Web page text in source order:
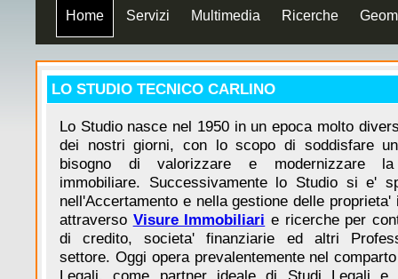
Home Servizi Multimedia Ricerche
LO STUDIO TECNICO CARLINO
Lo Studio nasce nel 1950 in un epoca molto
dei nostri giorni, con lo scopo di soddisfare
bisogno di valorizzare e modernizzare la
immobiliare. Successivamente lo Studio si e'
nell'Accertamento e nella gestione delle proprieta'
attraverso Visure Immobiliari e ricerche per
di credito, societa' finanziarie ed altri
settore. Oggi opera prevalentemente nel
Legali, come partner ideale di Studi Legali e